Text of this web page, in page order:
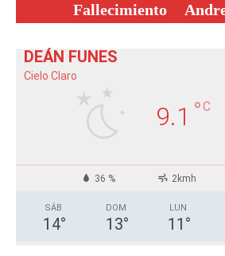
Fallecimiento
DEÁN FUNES
Cielo Claro
9.1 °C
36 % 2kmh
SÁB
14°
DOM
13°
LUN
11 °